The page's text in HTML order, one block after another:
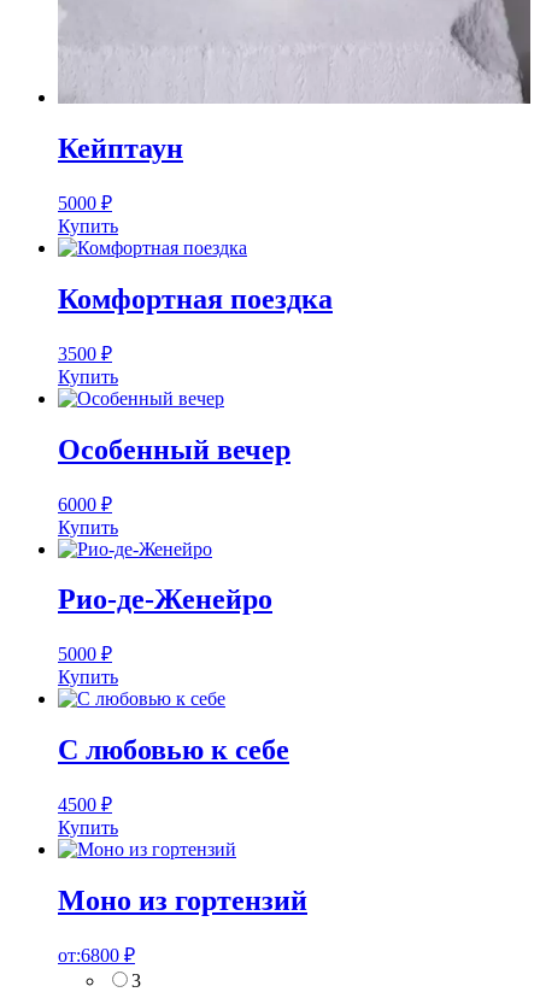
Кейптаун
5000 ₽
Купить
Комфортная поездка
3500 ₽
Купить
Особенный вечер
6000 ₽
Купить
Рио-де-Женейро
5000 ₽
Купить
С любовью к себе
4500 ₽
Купить
Моно из гортензий
от:6800 ₽
3